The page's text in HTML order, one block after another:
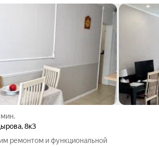
мин.
,8к3
ремонтом и функциональной